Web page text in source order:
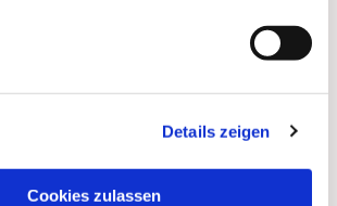
Details zeigen
Cookies zulassen